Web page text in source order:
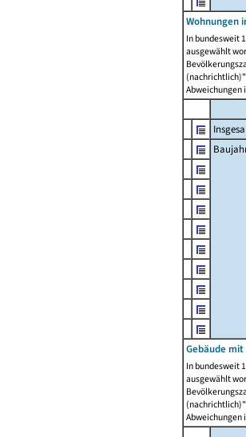
Wohnungen
In bundesweit
ausgewählt
Abweichungen
Gebäude mit
In bundesweit
ausgewählt
Abweichungen